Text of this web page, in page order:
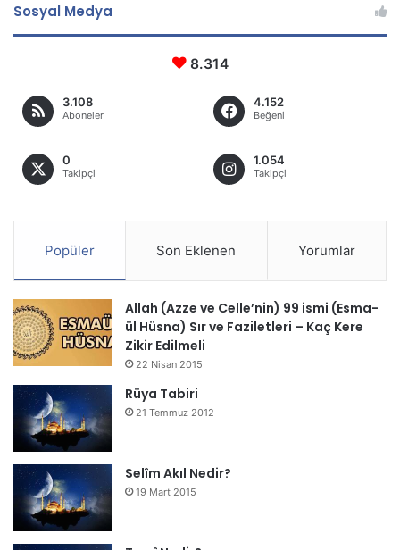
Sosyal Medya
8.314
3.108
Aboneler
4.152
Beğeni
0
Takipçi
1.054
Takipçi
Popüler Son Eklenen Yorumlar
Allah (Azze ve Celle’nin) 99 ismi (Esma-
ül Hüsna) Sır ve Faziletleri – Kaç Kere
Zikir Edilmeli
22 Nisan 2015
Rüya Tabiri
21 Temmuz 2012
Selîm Akıl Nedir?
19 Mart 2015